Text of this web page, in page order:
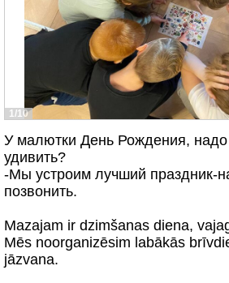
1/10
У малютки День Рождения,
удивить?
-Мы устроим лучший праздник-
позвонить.
Mazajam ir dzimšanas diena,
Mēs noorganizēsim labākās
jāzvana.